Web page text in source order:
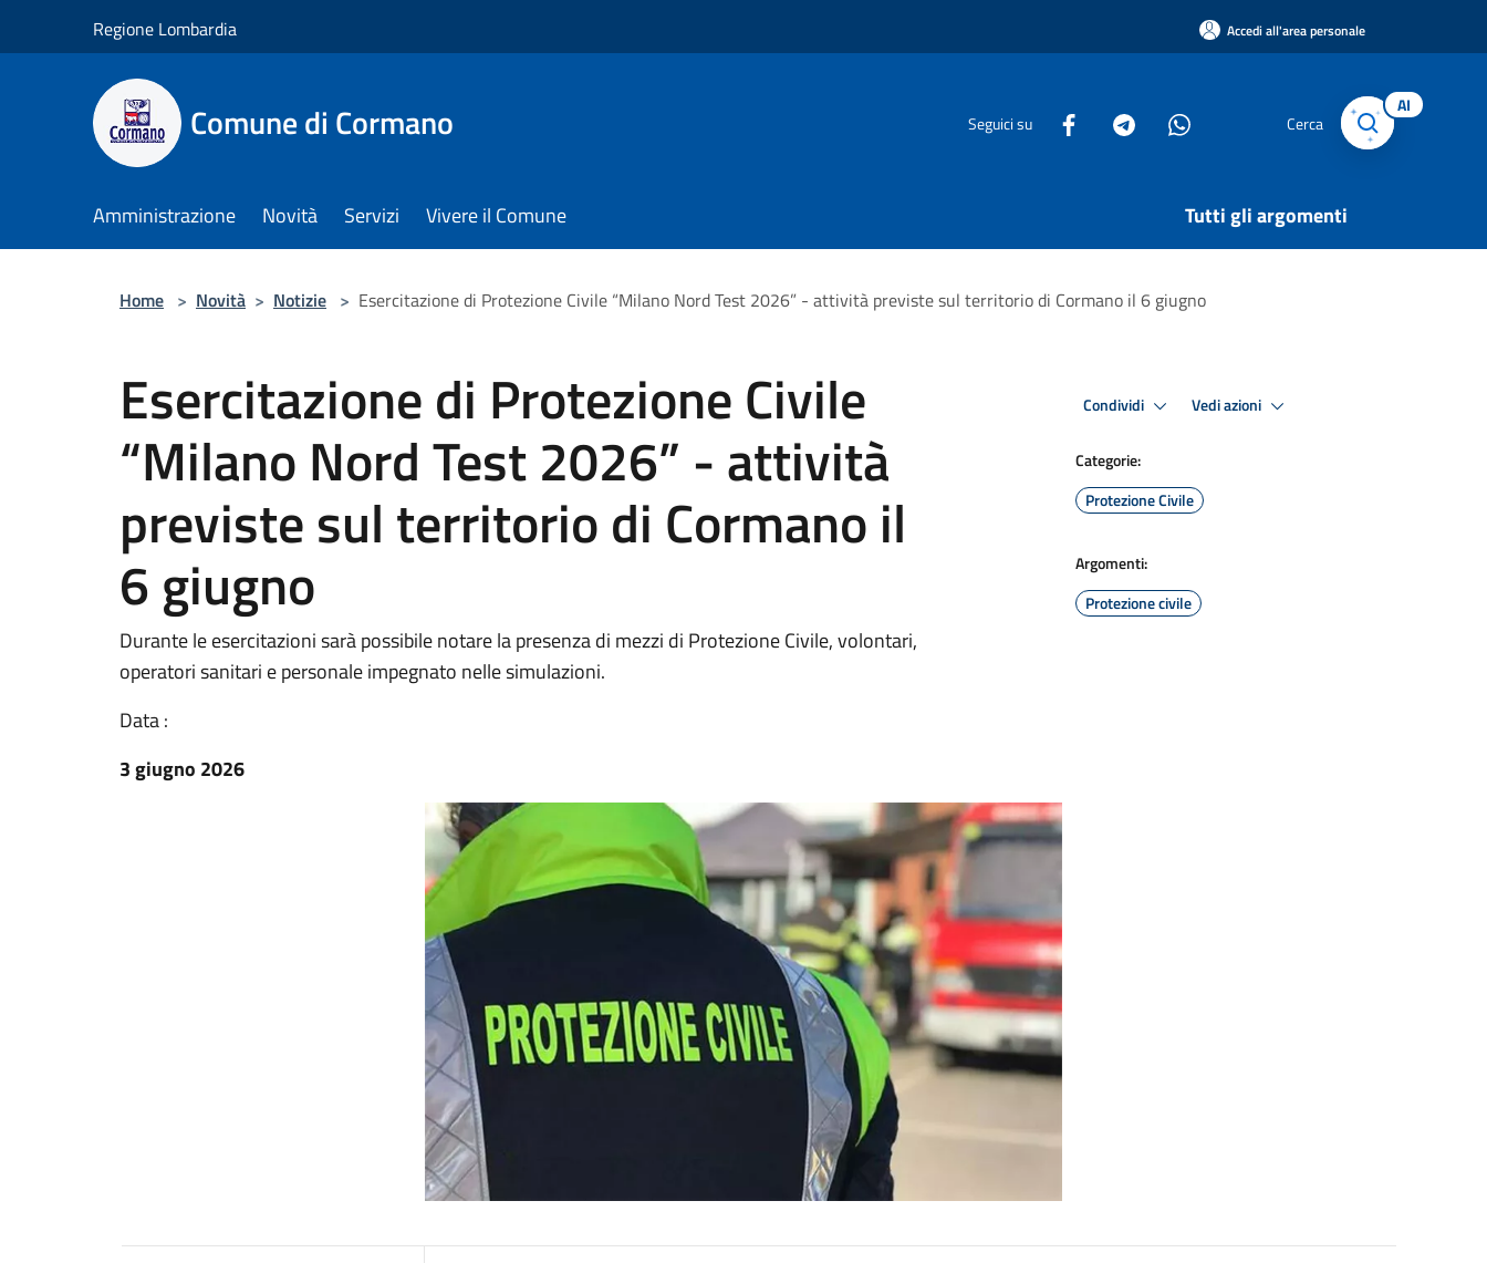
Regione Lombardia Accedi all'area personale
Comune di Cormano Seguici su Cerca
AI
Amministrazione Novità Servizi Vivere il Comune Tutti gli argomenti
Home > Novità > Notizie > Esercitazione di Protezione Civile “Milano Nord Test 2026” - attività previste sul territorio di Cormano il 6 giugno
Esercitazione di Protezione Civile
“Milano Nord Test 2026” - attività
previste sul territorio di Cormano il
6 giugno
Durante le esercitazioni sarà possibile notare la presenza di mezzi di Protezione Civile, volontari,
operatori sanitari e personale impegnato nelle simulazioni.
Data :
3 giugno 2026
Condividi Vedi azioni
Categorie:
Protezione Civile
Argomenti:
Protezione civile